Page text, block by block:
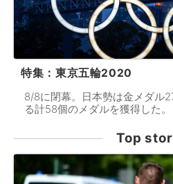
特集：東京五輪2020
8/8に閉幕。日本勢は金メダル
る計58個のメダルを獲得した。
Top